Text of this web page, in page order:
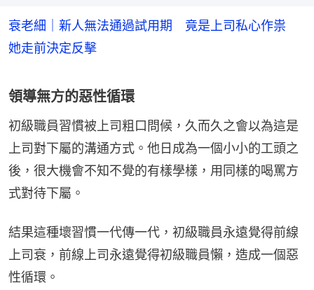
衰老細｜新人無法通過試用期 竟是上司私心作祟
她走前決定反擊
領導無方的惡性循環
初級職員習慣被上司粗口問候，久而久之會以為這是
上司對下屬的溝通方式。他日成為一個小小的工頭之
後，很大機會不知不覺的有樣學樣，用同樣的喝罵方
式對待下屬。
結果這種壞習慣一代傳一代，初級職員永遠覺得前線
上司衰，前線上司永遠覺得初級職員懶，造成一個惡
性循環。